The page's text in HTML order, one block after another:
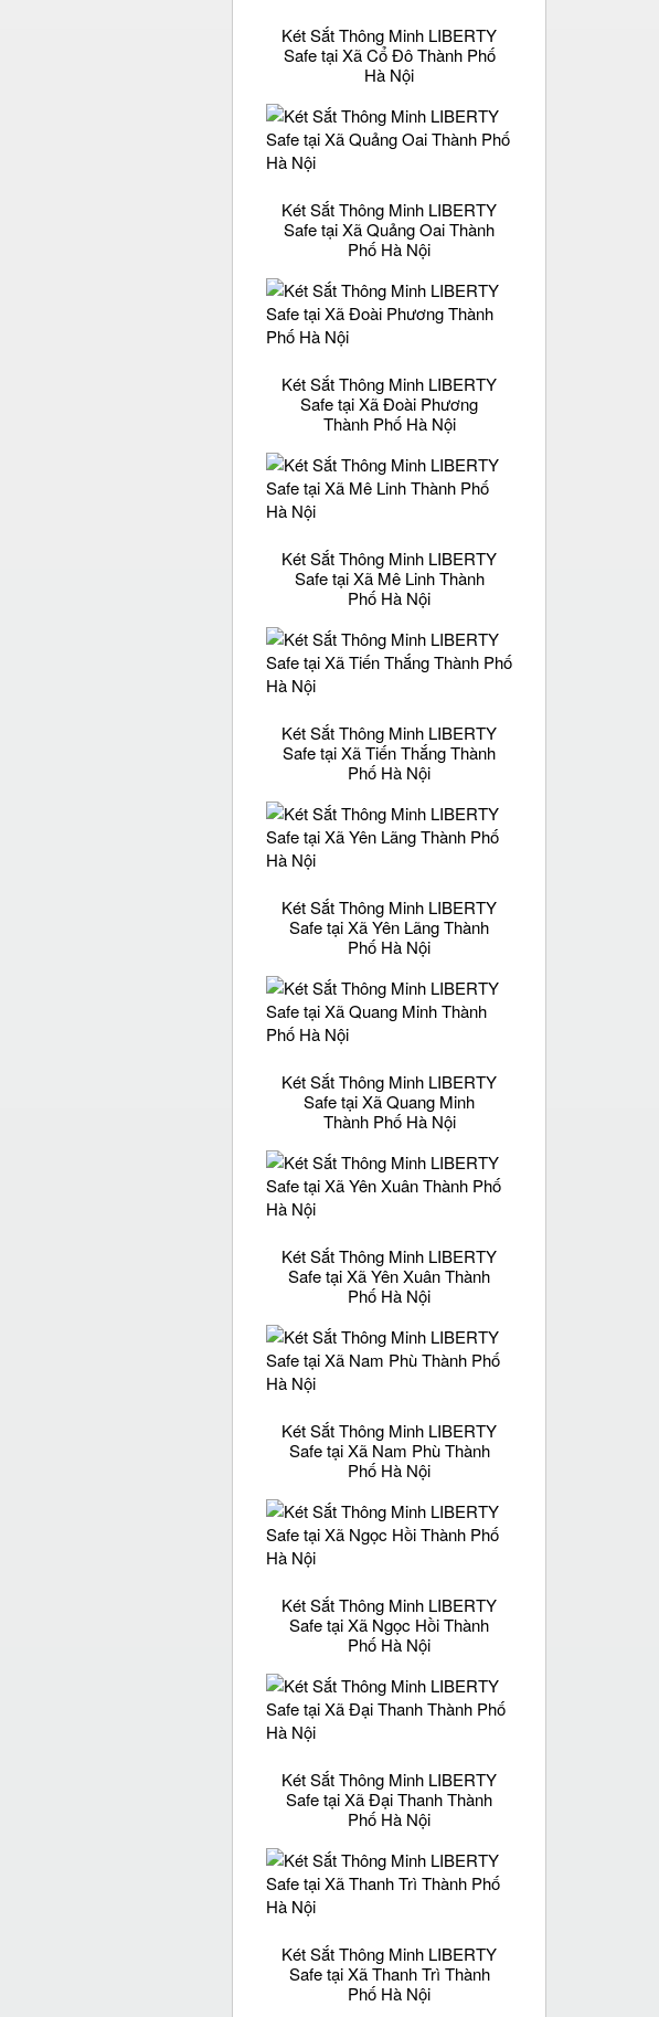
Két Sắt Thông Minh LIBERTY
Safe tại Xã Cổ Đô Thành Phố
Hà Nội
Két Sắt Thông Minh LIBERTY
Safe tại Xã Quảng Oai Thành
Phố Hà Nội
Két Sắt Thông Minh LIBERTY
Safe tại Xã Đoài Phương
Thành Phố Hà Nội
Két Sắt Thông Minh LIBERTY
Safe tại Xã Mê Linh Thành
Phố Hà Nội
Két Sắt Thông Minh LIBERTY
Safe tại Xã Tiến Thắng Thành
Phố Hà Nội
Két Sắt Thông Minh LIBERTY
Safe tại Xã Yên Lãng Thành
Phố Hà Nội
Két Sắt Thông Minh LIBERTY
Safe tại Xã Quang Minh
Thành Phố Hà Nội
Két Sắt Thông Minh LIBERTY
Safe tại Xã Yên Xuân Thành
Phố Hà Nội
Két Sắt Thông Minh LIBERTY
Safe tại Xã Nam Phù Thành
Phố Hà Nội
Két Sắt Thông Minh LIBERTY
Safe tại Xã Ngọc Hồi Thành
Phố Hà Nội
Két Sắt Thông Minh LIBERTY
Safe tại Xã Đại Thanh Thành
Phố Hà Nội
Két Sắt Thông Minh LIBERTY
Safe tại Xã Thanh Trì Thành
Phố Hà Nội